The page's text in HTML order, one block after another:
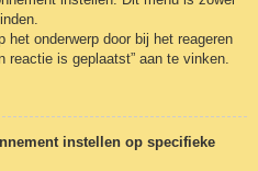
het onderwerp door bij het reageren
reactie is geplaatst” aan te vinken.
instellen op specifieke